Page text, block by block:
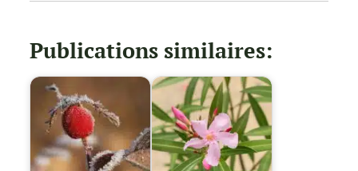
Publications similaires: